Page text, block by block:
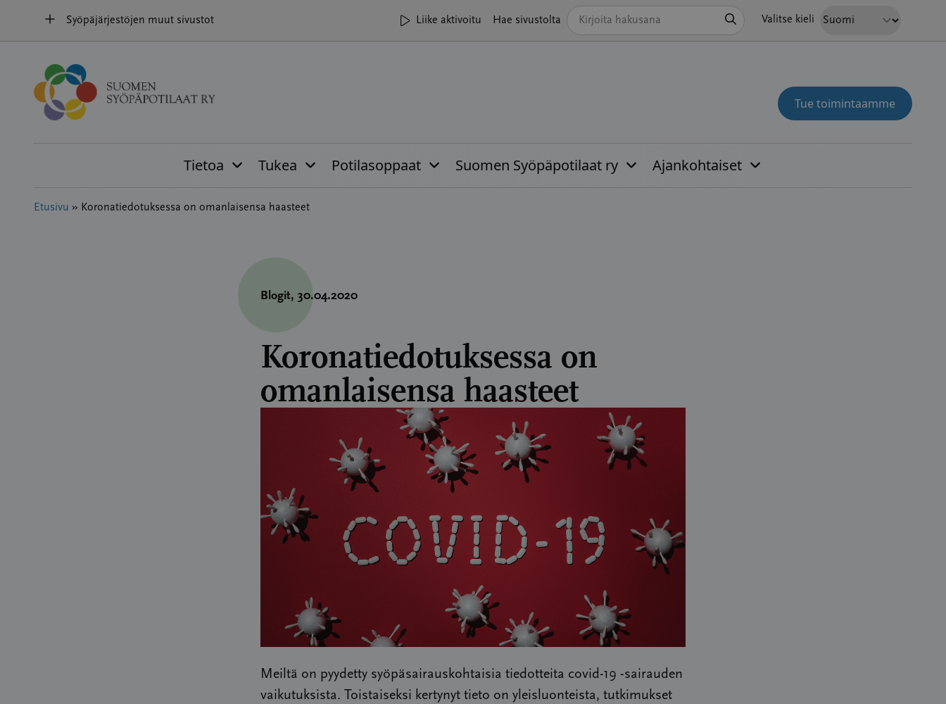
sisältöön
Syöpäjärjestöjen muut sivustot Liike aktivoitu Hae sivustolta Valitse kieli
Tue toimintaamme
Tietoa Tukea Potilasoppaat Suomen Syöpäpotilaat ry Ajankohtaiset
Etusivu » Koronatiedotuksessa on omanlaisensa haasteet
Blogit, 30.04.2020
Koronatiedotuksessa on
omanlaisensa haasteet
Meiltä on pyydetty syöpäsairauskohtaisia tiedotteita covid-19 -sairauden
vaikutuksista. Toistaiseksi kertynyt tieto on yleisluonteista, tutkimukset